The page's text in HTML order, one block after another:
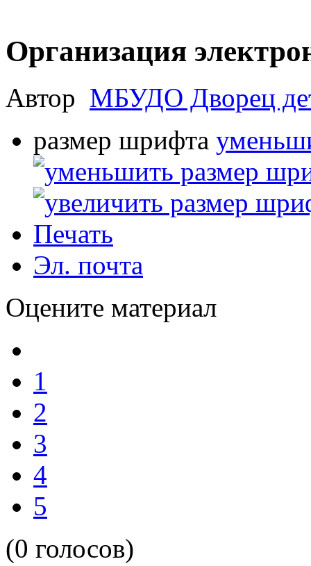
Организация
Автор МБУДО Дворец
размер шрифта
Печать
Эл. почта
Оцените материал
1
2
3
4
5
(0 голосов)